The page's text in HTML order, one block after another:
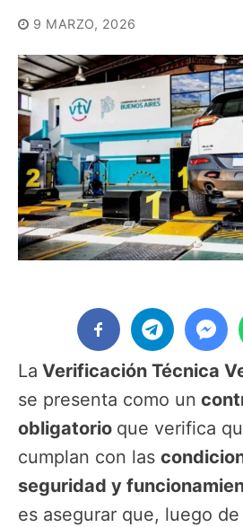
9 MARZO, 2026
La Verificación Técnica
se presenta como un
obligatorio que verifica
cumplan con las
seguridad y
es asegurar que, luego de